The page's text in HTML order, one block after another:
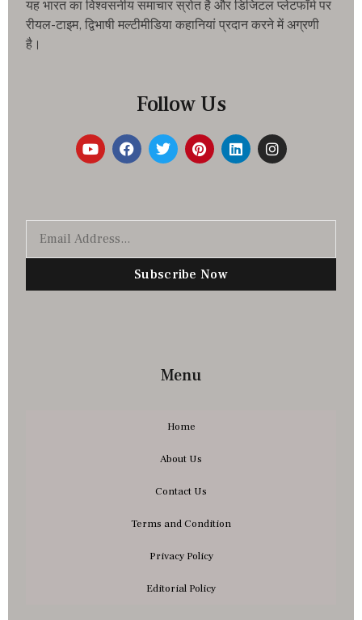
यह भारत का विश्वसनीय समाचार स्रोत है और डिजिटल प्लेटफॉर्म पर
रीयल-टाइम, द्विभाषी मल्टीमीडिया कहानियां प्रदान करने में अग्रणी
है।
Follow Us
Subscribe Now
Menu
Home
About Us
Contact Us
Terms and Condition
Privacy Policy
Editorial Policy